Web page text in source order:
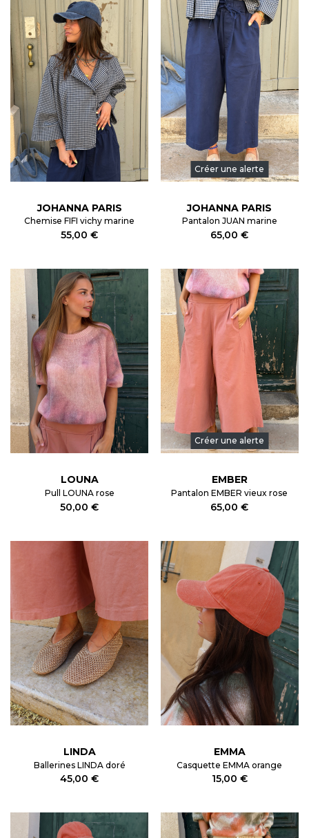
JOHANNA PARIS
Chemise FIFI vichy marine
55,00 €
Créer une alerte
JOHANNA PARIS
Pantalon JUAN marine
65,00 €
LOUNA
Pull LOUNA rose
50,00 €
Créer une alerte
EMBER
Pantalon EMBER vieux rose
65,00 €
LINDA
Ballerines LINDA doré
45,00 €
EMMA
Casquette EMMA orange
15,00 €